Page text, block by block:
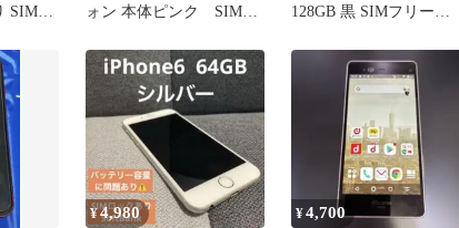
SIMフ
ォン 本体ピンク SIMフ
128GB 黒 SIMフリー
¥4,980 ¥4,700